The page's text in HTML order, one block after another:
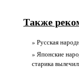
Также
» Русская
» Японские
старика